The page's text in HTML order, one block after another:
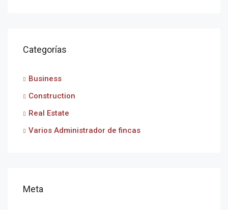
Categorías
Business
Construction
Real Estate
Varios Administrador de fincas
Meta